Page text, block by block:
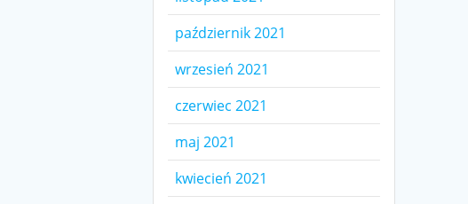
październik 2021
wrzesień 2021
czerwiec 2021
maj 2021
kwiecień 2021